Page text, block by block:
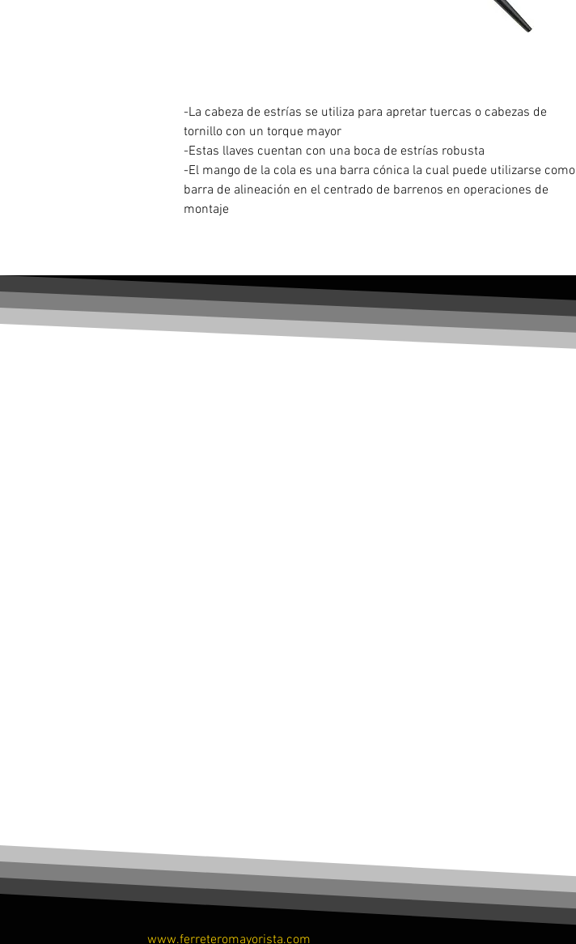
-La cabeza de estrías se utiliza para apretar tuercas o cabezas de
tornillo con un torque mayor
-Estas llaves cuentan con una boca de estrías robusta
-El mango de la cola es una barra cónica la cual puede utilizarse como
barra de alineación en el centrado de barrenos en operaciones de
montaje
www.ferreteromayorista.com